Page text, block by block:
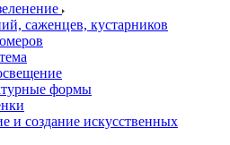
саженцев, кустарников
формы
и создание искусственных